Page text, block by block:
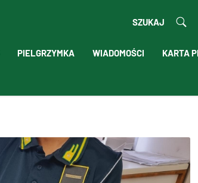
SZUKAJ
PIELGRZYMKA WIADOMOŚCI KARTA